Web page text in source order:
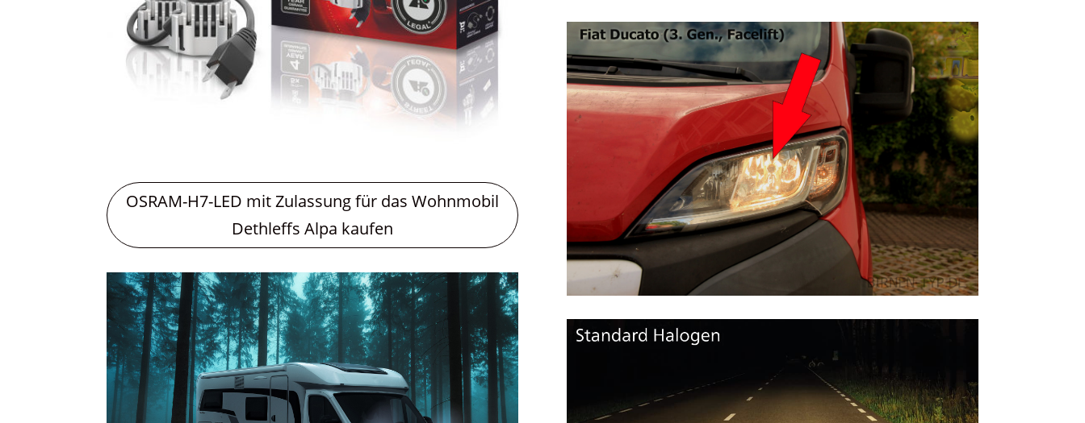
OSRAM-H7-LED mit Zulassung für das Wohnmobil
Dethleffs Alpa kaufen